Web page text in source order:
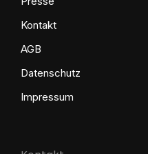
Kontakt
AGB
Datenschutz
Impressum